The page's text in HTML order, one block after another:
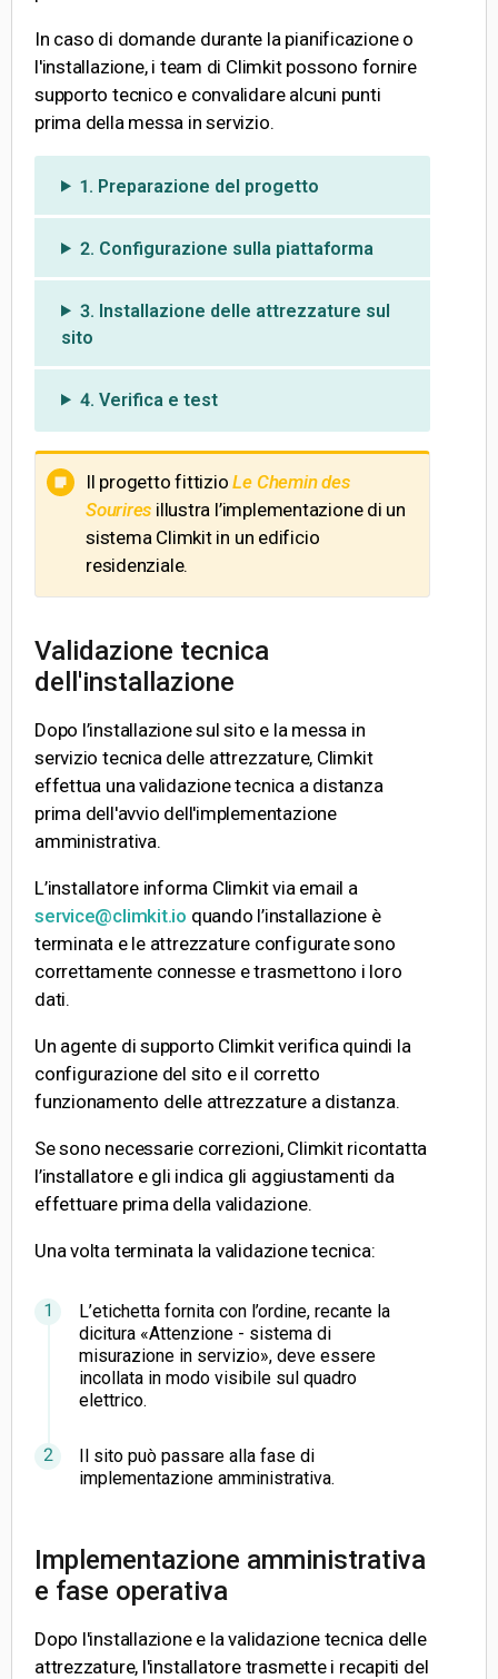
In caso di domande durante la pianificazione o
l'installazione, i team di Climkit possono fornire
supporto tecnico e convalidare alcuni punti
prima della messa in servizio.
1. Preparazione del progetto
2. Configurazione sulla piattaforma
3. Installazione delle attrezzature sul
sito
4. Verifica e test
Il progetto fittizioLe Chemin des
Sourires illustra l’implementazione di un
sistema Climkit in un edificio
residenziale.
Validazione tecnica
dell'installazione
Dopo l’installazione sul sito e la messa in
servizio tecnica delle attrezzature, Climkit
effettua una validazione tecnica a distanza
prima dell'avvio dell'implementazione
amministrativa.
L’installatore informa Climkit via email a
service@climkit.io quando l’installazione è
terminata e le attrezzature configurate sono
correttamente connesse e trasmettono i loro
dati.
Un agente di supporto Climkit verifica quindi la
configurazione del sito e il corretto
funzionamento delle attrezzature a distanza.
Se sono necessarie correzioni, Climkit ricontatta
l’installatore e gli indica gli aggiustamenti da
effettuare prima della validazione.
Una volta terminata la validazione tecnica:
L’etichetta fornita con l’ordine, recante la
dicitura «Attenzione - sistema di
misurazione in servizio», deve essere
incollata in modo visibile sul quadro
elettrico.
Il sito può passare alla fase di
implementazione amministrativa.
Implementazione amministrativa
e fase operativa
Dopo l'installazione e la validazione tecnica delle
attrezzature, l'installatore trasmette i recapiti del